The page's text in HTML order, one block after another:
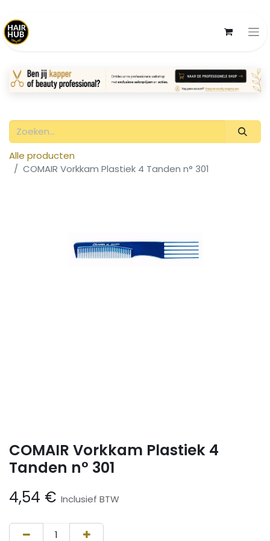
Alle producten
COMAIR Vorkkam Plastiek 4 Tanden n° 301
COMAIR Vorkkam Plastiek 4
Tanden n° 301
4,54 € Inclusief BTW